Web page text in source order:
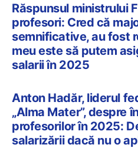
Răspunsul ministrului
profesori: Cred că
semnificative, au fost
meu este să putem
salarii în 2025
Anton Hadăr, liderul
„Alma Mater”, despre
profesorilor în 2025:
salarizării dacă nu o